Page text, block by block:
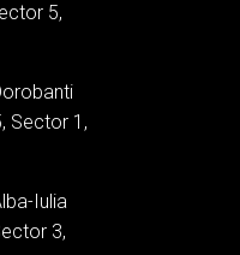
5,
Sector 1,
Iulia
3,